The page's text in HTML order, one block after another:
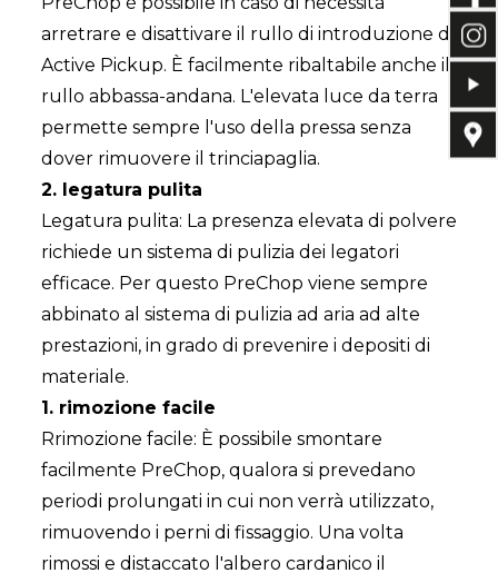
arretrare e disattivare il rullo di introduzione di
Active Pickup. È facilmente ribaltabile anche il
rullo abbassa-andana. L'elevata luce da terra
permette sempre l'uso della pressa senza
dover rimuovere il trinciapaglia.
2. legatura pulita
Legatura pulita: La presenza elevata di polvere
richiede un sistema di pulizia dei legatori
efficace. Per questo PreChop viene sempre
abbinato al sistema di pulizia ad aria ad alte
prestazioni, in grado di prevenire i depositi di
materiale.
1. rimozione facile
Rrimozione facile: È possibile smontare
facilmente PreChop, qualora si prevedano
periodi prolungati in cui non verrà utilizzato,
rimuovendo i perni di fissaggio. Una volta
rimossi e distaccato l'albero cardanico il